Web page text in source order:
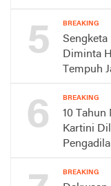
5 BREAKING
Sengketa
Diminta
Tempuh
6 BREAKING
10 Tahun
Kartini
BREAKING